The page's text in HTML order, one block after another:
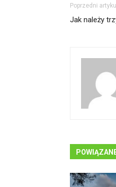
Poprzedni
Jak należy